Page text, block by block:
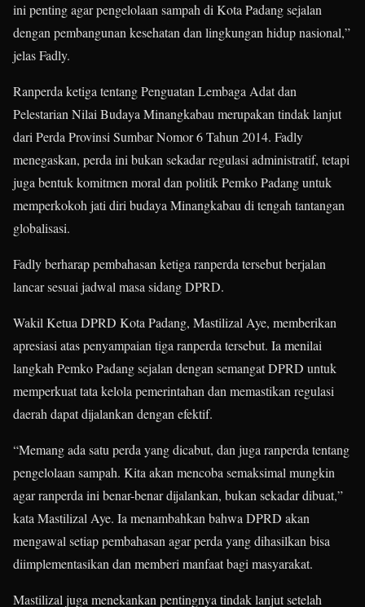
ini penting agar pengelolaan sampah di Kota Padang sejalan
dengan pembangunan kesehatan dan lingkungan hidup nasional,”
jelas Fadly.
Ranperda ketiga tentang Penguatan Lembaga Adat dan
Pelestarian Nilai Budaya Minangkabau merupakan tindak lanjut
dari Perda Provinsi Sumbar Nomor 6 Tahun 2014. Fadly
menegaskan, perda ini bukan sekadar regulasi administratif, tetapi
juga bentuk komitmen moral dan politik Pemko Padang untuk
memperkokoh jati diri budaya Minangkabau di tengah tantangan
globalisasi.
Fadly berharap pembahasan ketiga ranperda tersebut berjalan
lancar sesuai jadwal masa sidang DPRD.
Wakil Ketua DPRD Kota Padang, Mastilizal Aye, memberikan
apresiasi atas penyampaian tiga ranperda tersebut. Ia menilai
langkah Pemko Padang sejalan dengan semangat DPRD untuk
memperkuat tata kelola pemerintahan dan memastikan regulasi
daerah dapat dijalankan dengan efektif.
“Memang ada satu perda yang dicabut, dan juga ranperda tentang
pengelolaan sampah. Kita akan mencoba semaksimal mungkin
agar ranperda ini benar-benar dijalankan, bukan sekadar dibuat,”
kata Mastilizal Aye. Ia menambahkan bahwa DPRD akan
mengawal setiap pembahasan agar perda yang dihasilkan bisa
diimplementasikan dan memberi manfaat bagi masyarakat.
Mastilizal juga menekankan pentingnya tindak lanjut setelah